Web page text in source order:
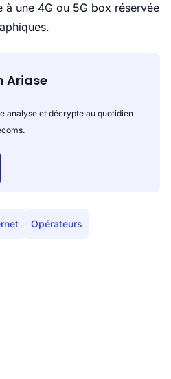
une 4G ou 5G box réservée
Ariase
analyse et décrypte au quotidien
Opérateurs